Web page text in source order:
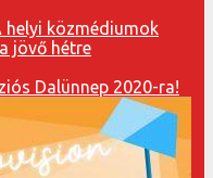
helyi közmédiumok
jövő hétre
Dalünnep 2020-ra!